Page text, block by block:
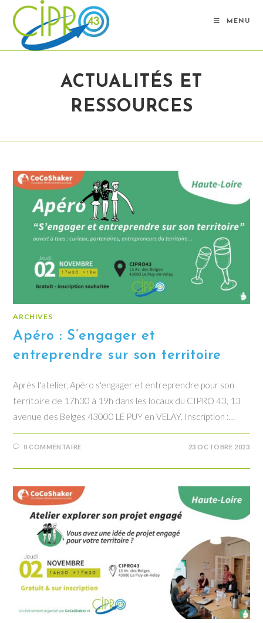
content
MENU
ACTUALITÉS ET
RESSOURCES
ARCHIVES
Apéro : S’engager et
entreprendre sur son territoire
Après l'atelier, Apéro s'engager et entreprendre pour son
territoire de 17h30 à 19h dans les locaux du CIPRO 43, 13
avenue des Belges 43000 LE PUY en VELAY. Inscription :…
0 COMMENTAIRE 23 OCTOBRE 2023